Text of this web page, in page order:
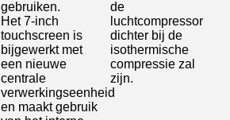
VERZENDEN
gebruiken.
Het 7-inch
touchscreen is
bijgewerkt met
een nieuwe
centrale
verwerkingseenheid
en maakt gebruik
de
luchtcompressor
dichter bij de
isothermische
compressie zal
zijn.